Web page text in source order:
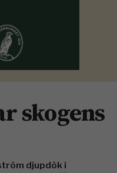
skogens
djupdök i